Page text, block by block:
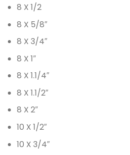
8 X 1/2
8 X 5/8″
8 X 3/4″
8 X 1″
8 X 1.1/4″
8 X 1.1/2″
8 X 2″
10 X 1/2″
10 X 3/4″